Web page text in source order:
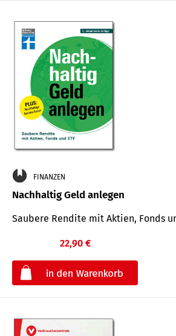
FINANZEN
Nachhaltig Geld anlegen
Saubere Rendite mit Aktien, Fonds
22,90 €